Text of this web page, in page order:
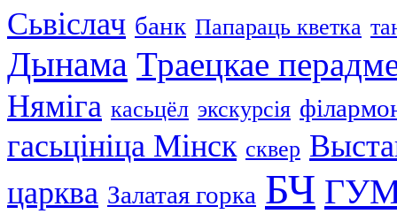
Сьвіслач банк Папараць кветка
Дынама Траецкае
Няміга касьцёл экскурсія
гасьцініца Мінск сквер
царква Залатая горка БЧ